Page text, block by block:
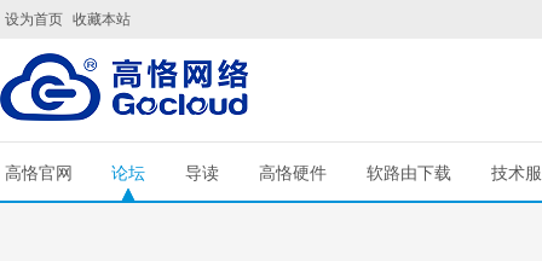
设为首页 收藏本站
高恪官网 论坛 导读 高恪硬件 软路由下载 技术